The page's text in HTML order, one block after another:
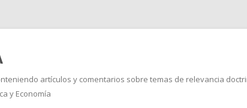
artículos y comentarios sobre temas de relevancia
y Economía